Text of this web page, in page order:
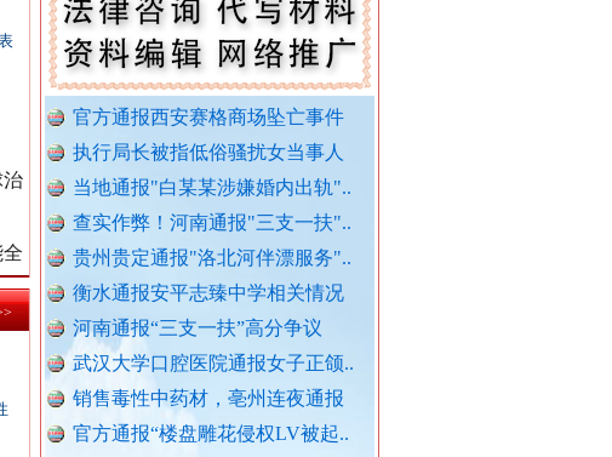
官方通报西安赛格商场坠亡事件
执行局长被指低俗骚扰女当事人
当地通报"白某某涉嫌婚内出轨"..
查实作弊！河南通报"三支一扶"..
贵州贵定通报"洛北河伴漂服务"..
衡水通报安平志臻中学相关情况
河南通报“三支一扶”高分争议
武汉大学口腔医院通报女子正颌..
销售毒性中药材，亳州连夜通报
官方通报“楼盘雕花侵权LV被起..
治
“转折之城”激荡奋进脉搏